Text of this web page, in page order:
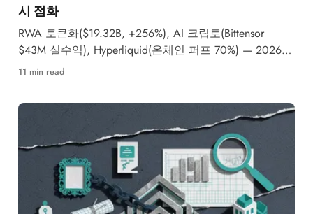
시 점화
RWA 토큰화($19.32B, +256%), AI 크립토(Bittensor
$43M 실수익), Hyperliquid(온체인 퍼프 70%) — 2026년
3대 메가 내러티브가 동시에 본격화되며 기관 자본이 대
11 min read